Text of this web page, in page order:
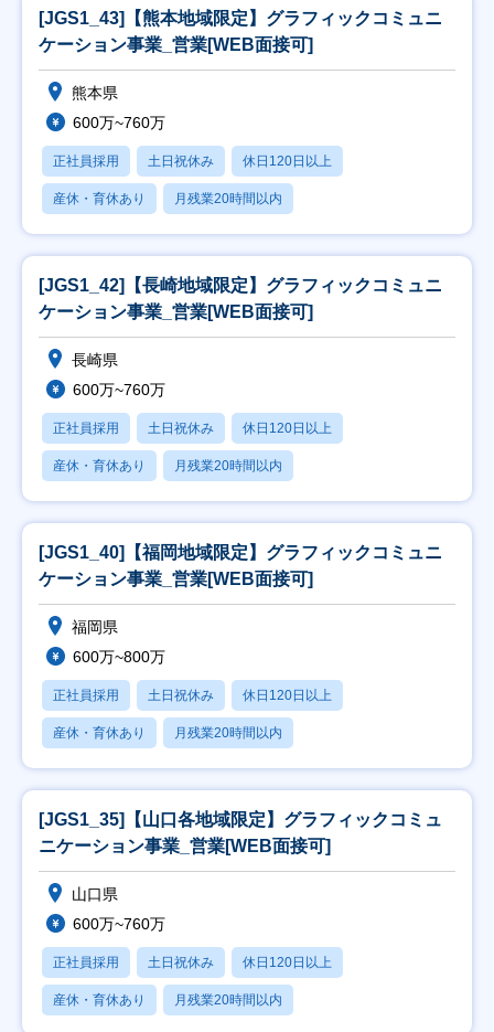
[JGS1_43]【熊本地域限定】グラフィックコミュニ
ケーション事業_営業[WEB面接可]
熊本県
600万~760万
正社員採用 土日祝休み 休日120日以上
産休・育休あり 月残業20時間以内
[JGS1_42]【長崎地域限定】グラフィックコミュニ
ケーション事業_営業[WEB面接可]
長崎県
600万~760万
正社員採用 土日祝休み 休日120日以上
産休・育休あり 月残業20時間以内
[JGS1_40]【福岡地域限定】グラフィックコミュニ
ケーション事業_営業[WEB面接可]
福岡県
600万~800万
正社員採用 土日祝休み 休日120日以上
産休・育休あり 月残業20時間以内
[JGS1_35]【山口各地域限定】グラフィックコミュ
ニケーション事業_営業[WEB面接可]
山口県
600万~760万
正社員採用 土日祝休み 休日120日以上
産休・育休あり 月残業20時間以内